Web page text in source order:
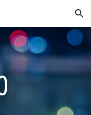
Skip to navigation